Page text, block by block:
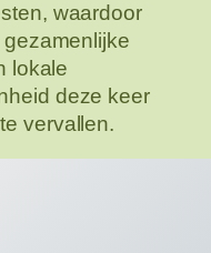
waardoor
lokale
deze keer
vervallen.